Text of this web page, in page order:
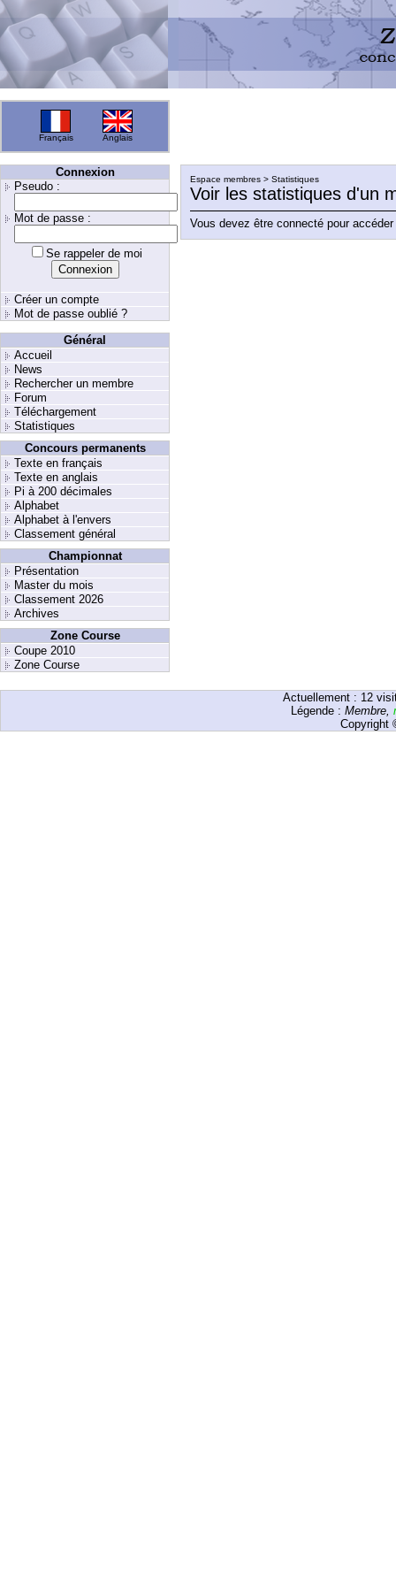
Français Anglais
Connexion
Pseudo :
Mot de passe :
Se rappeler de moi
Créer un compte
Mot de passe oublié ?
Général
Accueil
News
Rechercher un membre
Forum
Téléchargement
Statistiques
Concours permanents
Texte en français
Texte en anglais
Pi à 200 décimales
Alphabet
Alphabet à l'envers
Classement général
Championnat
Présentation
Master du mois
Classement 2026
Archives
Zone Course
Coupe 2010
Zone Course
Espace membres > Statistiques
Voir les statistiques d'un
Vous devez être connecté pour
Actuellement : 12
Légende : Membre,
Copyright